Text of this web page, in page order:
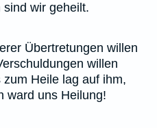
wir geheilt.
Übertretungen willen
willen
Heile lag auf ihm,
ward uns Heilung!